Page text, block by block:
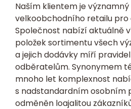
Naším klientem je
velkoobchodního retailu
Společnost nabízí aktuálně
položek sortimentu všech
a jejich dodávky míří
odběratelům. Synonymem
mnoho let komplexnost
s nadstandardním osobním
odměněn loajalitou